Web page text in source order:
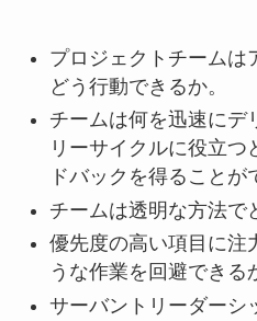
プロジェクトチームは
どう行動できるか。
チームは何を迅速にデ
リーサイクルに役立
ドバックを得ることが
チームは透明な方法で
優先度の高い項目に注
うな作業を回避できる
サーバントリーダーシ